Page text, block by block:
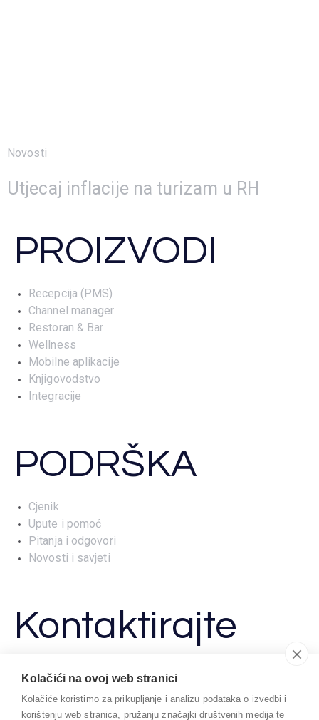
Novosti
Utjecaj inflacije na turizam u RH
PROIZVODI
Recepcija (PMS)
Channel manager
Restoran & Bar
Wellness
Mobilne aplikacije
Knjigovodstvo
Integracije
PODRŠKA
Cjenik
Upute i pomoć
Pitanja i odgovori
Novosti i savjeti
Kontaktirajte
nas
support@milenij.hr
Kolačići na ovoj web stranici
Kolačiće koristimo za prikupljanje i analizu podataka o izvedbi i
korištenju web stranica, pružanju značajki društvenih medija te